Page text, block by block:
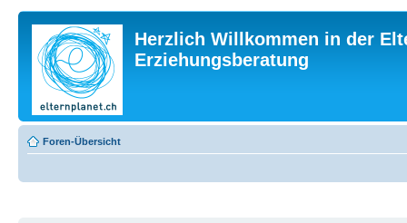
Herzlich Willkommen in der
Erziehungsberatung
Foren-Übersicht